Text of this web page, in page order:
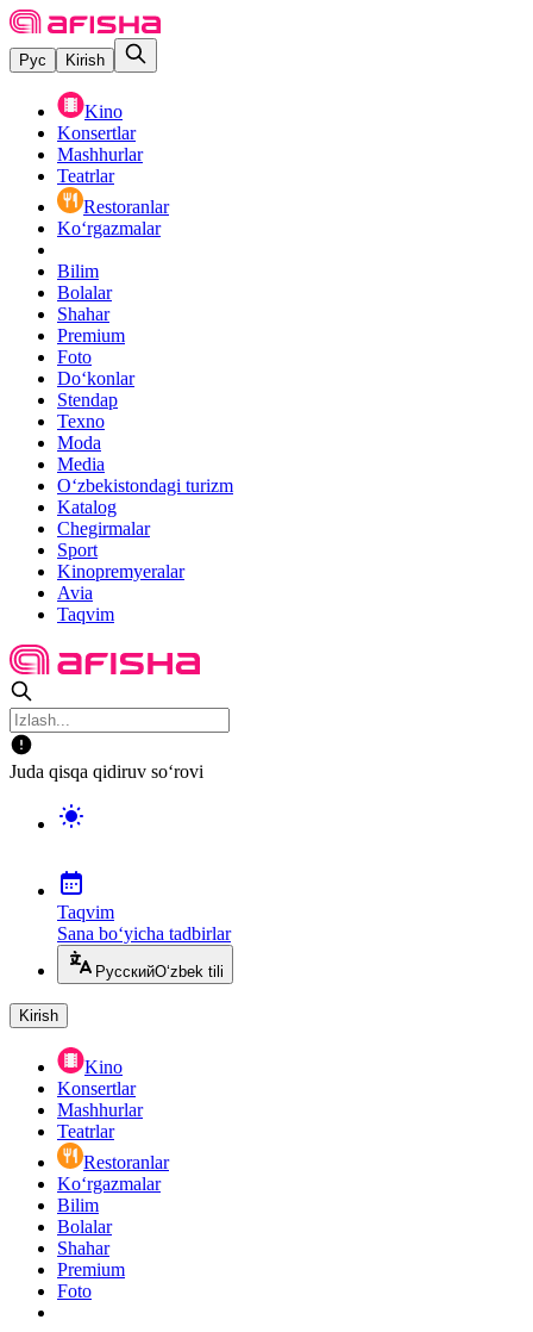
Рус Kirish
Kino
Konsertlar
Mashhurlar
Teatrlar
Restoranlar
Ko‘rgazmalar
Bilim
Bolalar
Shahar
Premium
Foto
Do‘konlar
Stendap
Texno
Moda
Media
O‘zbekistondagi turizm
Katalog
Chegirmalar
Sport
Kinopremyeralar
Avia
Taqvim
Juda qisqa qidiruv so‘rovi
Taqvim
Sana bo‘yicha tadbirlar
РусскийO‘zbek tili
Kirish
Kino
Konsertlar
Mashhurlar
Teatrlar
Restoranlar
Ko‘rgazmalar
Bilim
Bolalar
Shahar
Premium
Foto